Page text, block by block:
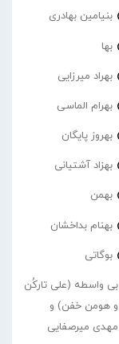
بنیامین بهادری
بها
بهراد میرزایی
بهرام الماسی
بهروز پایگان
بهزاد آشتیانی
بهمن
بهنام بداخشان
بوگاتی
بی واسطه (علی تارکُن
و هومن خفن) و
مهدی میرصفایی